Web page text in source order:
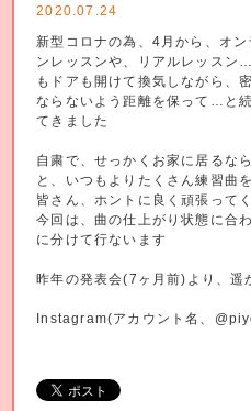
2020.07.24
新型コロナの為、4月から、オン
ンレッスンや、リアルレッスン
もドアも開けて換気しながら、
ならないよう距離を保って…と
てきました
自粛で、せっかくお家に居るなら
と、いつもよりたくさん練習曲
皆さん、ホントに良く頑張って
今回は、曲の仕上がり状態に合
に分けて行ないます
昨年の発表会(7ヶ月前)より、遥
Instagram(アカウント名、